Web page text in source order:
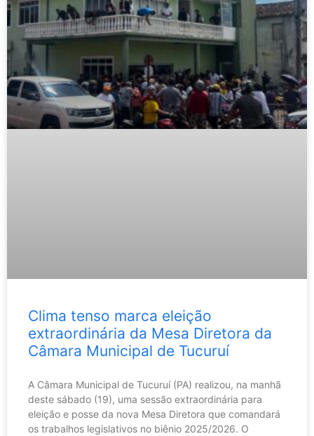
Clima tenso marca eleição
extraordinária da Mesa Diretora da
Câmara Municipal de Tucuruí
A Câmara Municipal de Tucuruí (PA) realizou, na manhã
deste sábado (19), uma sessão extraordinária para
eleição e posse da nova Mesa Diretora que comandará
os trabalhos legislativos no biênio 2025/2026. O